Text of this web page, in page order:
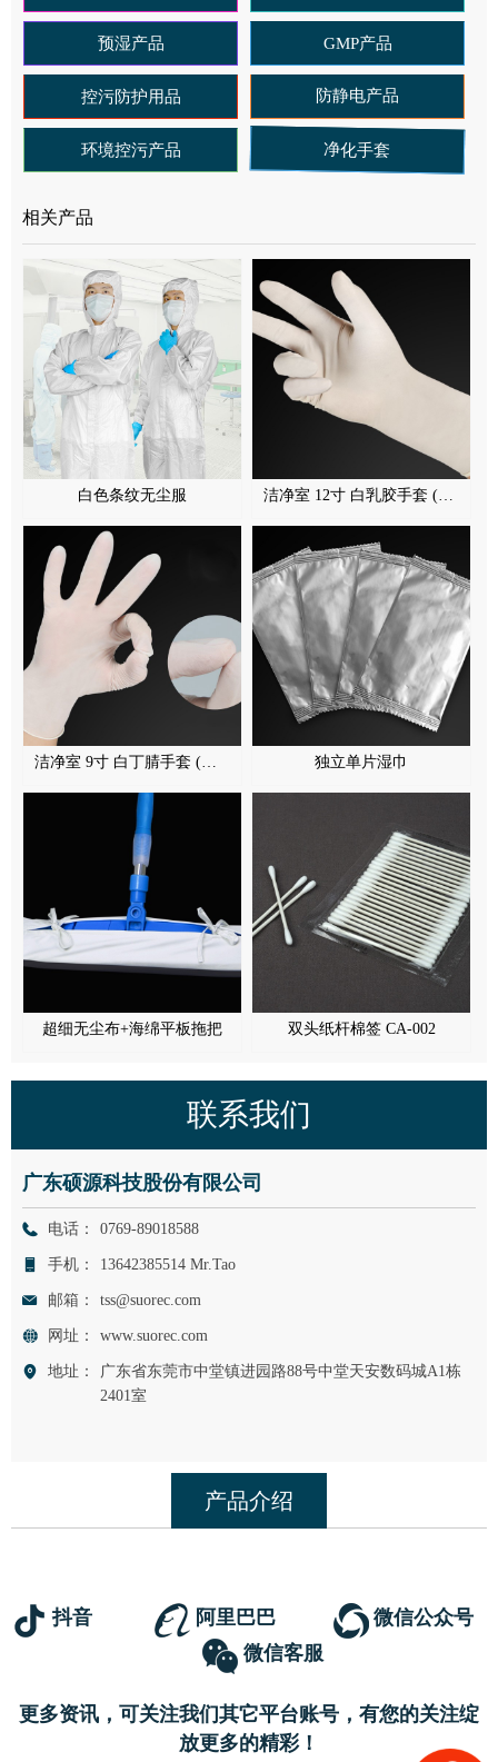
抖音 阿里巴巴
微信公众号
微信客服
更多资讯，可关注我们其它平台账号，有您的关注绽
放更多的精彩！
产品介绍
预湿产品 GMP产品
控污防护用品 防静电产品
环境控污产品 净化手套
相关产品
白色条纹无尘服 洁净室 12寸 白乳胶手套 (可灭菌)
洁净室 9寸 白丁腈手套 (可灭菌) 独立单片湿巾
超细无尘布+海绵平板拖把 双头纸杆棉签 CA-002
联系我们
广东硕源科技股份有限公司
电话： 0769-89018588
手机： 13642385514 Mr.Tao
邮箱： tss@suorec.com
网址： www.suorec.com
地址：
广东省东莞市中堂镇进园路88号中堂天安数码城A1栋
2401室